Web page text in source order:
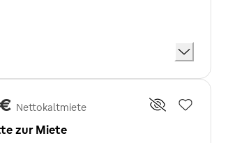
Nettokaltmiete
zur Miete